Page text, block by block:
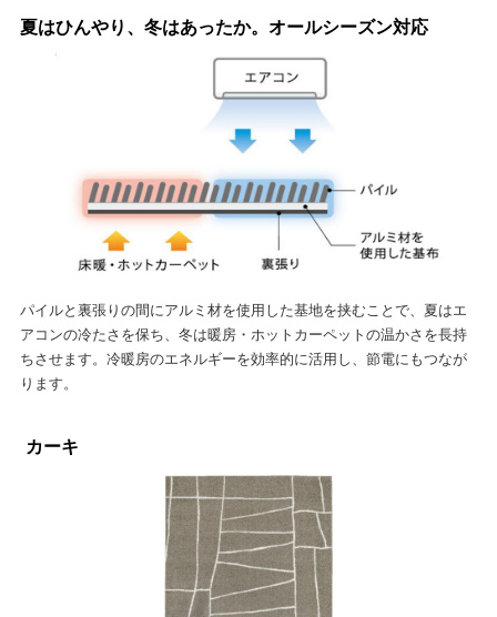
夏はひんやり、冬はあったか。オールシーズン対応
パイルと裏張りの間にアルミ材を使用した基地を挟むことで、夏はエ
アコンの冷たさを保ち、冬は暖房・ホットカーペットの温かさを長持
ちさせます。冷暖房のエネルギーを効率的に活用し、節電にもつなが
ります。
カーキ